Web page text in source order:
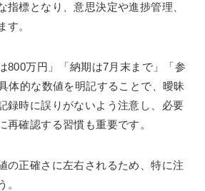
指標となり、意思決定や進捗管理、
す。
800万円」「納期は7月末まで」「参
体的な数値を明記することで、曖昧
録時に誤りがないよう注意し、必要
再確認する習慣も重要です。
の正確さに左右されるため、特に注
。